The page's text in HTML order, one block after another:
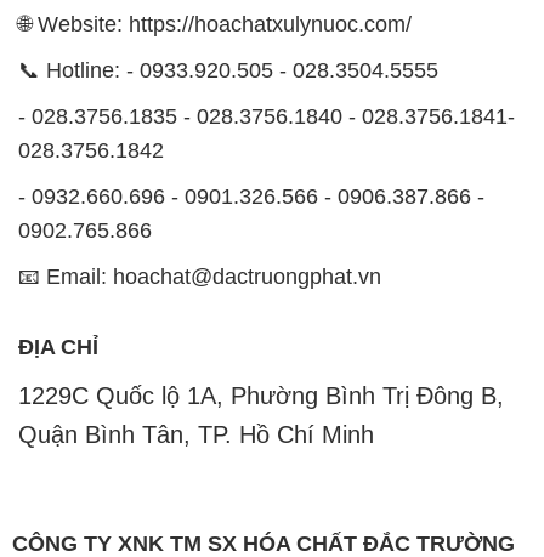
🌐 Website: https://hoachatxulynuoc.com/
📞 Hotline: - 0933.920.505 - 028.3504.5555
- 028.3756.1835 - 028.3756.1840 - 028.3756.1841-
028.3756.1842
- 0932.660.696 - 0901.326.566 - 0906.387.866 -
0902.765.866
📧 Email: hoachat@dactruongphat.vn
ĐỊA CHỈ
1229C Quốc lộ 1A, Phường Bình Trị Đông B,
Quận Bình Tân, TP. Hồ Chí Minh
CÔNG TY XNK TM SX HÓA CHẤT ĐẮC TRƯỜNG